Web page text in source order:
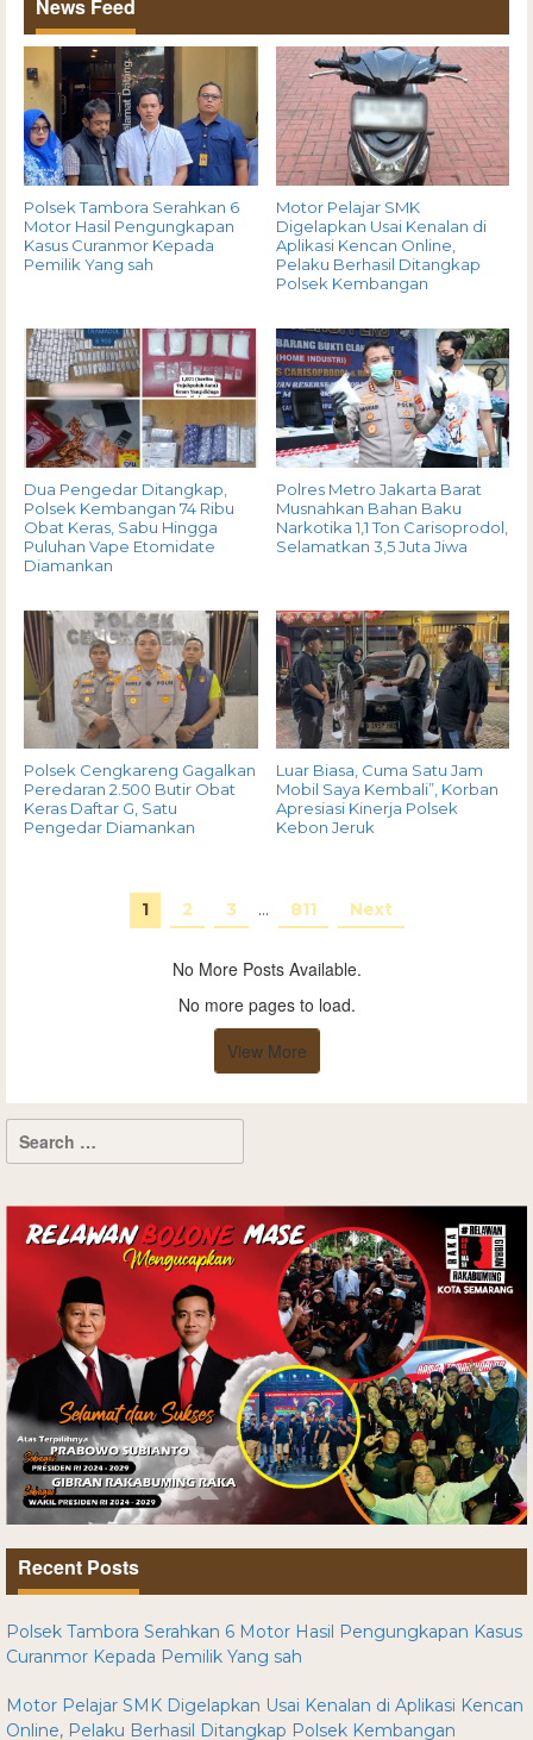
News Feed
Polsek Tambora Serahkan 6
Motor Hasil Pengungkapan
Kasus Curanmor Kepada
Pemilik Yang sah
Motor Pelajar SMK
Digelapkan Usai Kenalan di
Aplikasi Kencan Online,
Pelaku Berhasil Ditangkap
Polsek Kembangan
Dua Pengedar Ditangkap,
Polsek Kembangan 74 Ribu
Obat Keras, Sabu Hingga
Puluhan Vape Etomidate
Diamankan
Polres Metro Jakarta Barat
Musnahkan Bahan Baku
Narkotika 1,1 Ton Carisoprodol,
Selamatkan 3,5 Juta Jiwa
Polsek Cengkareng Gagalkan
Peredaran 2.500 Butir Obat
Keras Daftar G, Satu
Pengedar Diamankan
Luar Biasa, Cuma Satu Jam
Mobil Saya Kembali”, Korban
Apresiasi Kinerja Polsek
Kebon Jeruk
1 2 3 … 811 Next
No More Posts Available.
No more pages to load.
View More
Recent Posts
Polsek Tambora Serahkan 6 Motor Hasil Pengungkapan Kasus
Curanmor Kepada Pemilik Yang sah
Motor Pelajar SMK Digelapkan Usai Kenalan di Aplikasi Kencan
Online, Pelaku Berhasil Ditangkap Polsek Kembangan